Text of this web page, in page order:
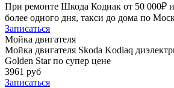
При ремонте Шкода Кодиак от 50 000₽
более одного дня, такси до дома по
Записаться
Мойка двигателя
Мойка двигателя Skoda Kodiaq
Golden Star по супер цене
3961 руб
Записаться